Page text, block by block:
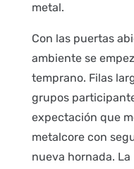
metal.
Con las puertas
ambiente se
temprano. Filas
grupos
expectación que
metalcore con
nueva hornada.